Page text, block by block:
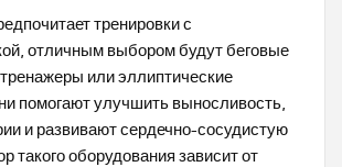
тренировки с
отличным выбором будут беговые
или эллиптические
помогают улучшить выносливость,
и развивают сердечно-сосудистую
такого оборудования зависит от